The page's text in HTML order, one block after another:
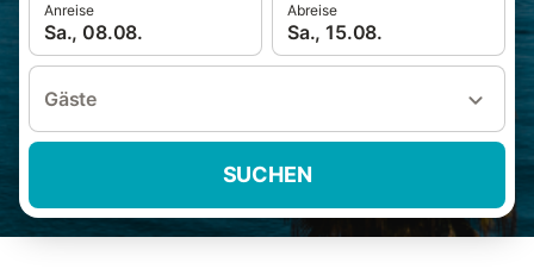
Anreise
Sa., 08.08.
Abreise
Sa., 15.08.
Gäste
SUCHEN